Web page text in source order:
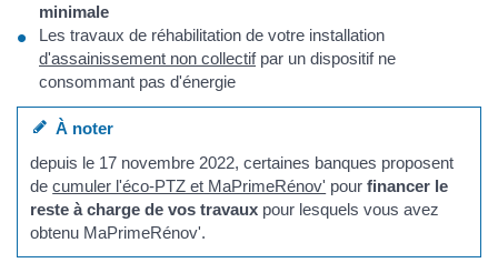
minimale
Les travaux de réhabilitation de votre installation
d'assainissement non collectifpar un dispositif ne
consommant pas d'énergie
À noter
depuis le 17 novembre 2022, certaines banques proposent
decumuler l'éco-PTZ et MaPrimeRénov' pourfinancer le
reste à charge de vos travaux pour lesquels vous avez
obtenu MaPrimeRénov'.